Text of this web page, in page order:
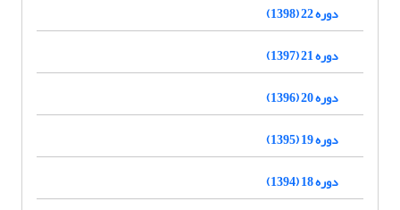
دوره 22 (1398)
دوره 21 (1397)
دوره 20 (1396)
دوره 19 (1395)
دوره 18 (1394)